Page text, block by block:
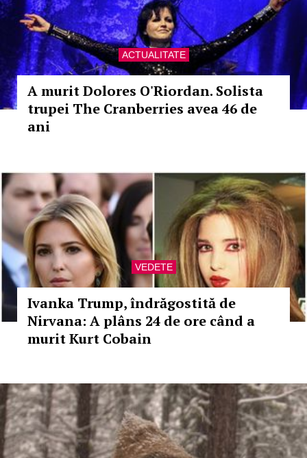
ACTUALITATE
A murit Dolores O'Riordan. Solista
trupei The Cranberries avea 46 de
ani
VEDETE
Ivanka Trump, îndrăgostită de
Nirvana: A plâns 24 de ore când a
murit Kurt Cobain